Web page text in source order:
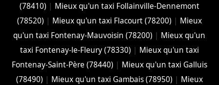
(78410) | Mieux qu'un taxi Follainville-Dennemont
(78520) | Mieux qu'un taxi Flacourt (78200) | Mieux
qu'un taxi Fontenay-Mauvoisin (78200) | Mieux qu'un
taxi Fontenay-le-Fleury (78330) | Mieux qu'un taxi
Fontenay-Saint-Père (78440) | Mieux qu'un taxi Galluis
(78490) | Mieux qu'un taxi Gambais (78950) | Mieux